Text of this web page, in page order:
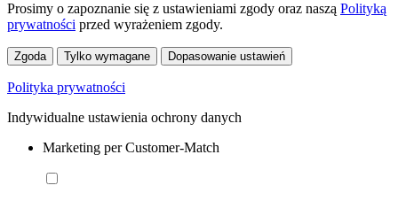
Prosimy o zapoznanie się z ustawieniami zgody oraz naszą Polityką
prywatności przed wyrażeniem zgody.
Zgoda Tylko wymagane Dopasowanie ustawień
Polityka prywatności
Indywidualne ustawienia ochrony danych
Marketing per Customer-Match